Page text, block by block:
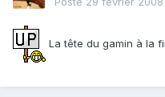
La tête du gamin à la